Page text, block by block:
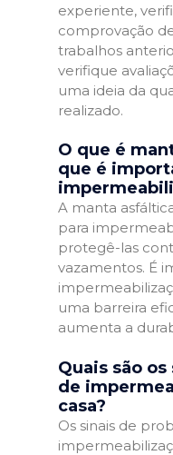
experiente,
comprovação
trabalhos
verifique
uma ideia da
realizado.
O que é
que é
A manta
para
protegê-las
vazamentos. É
uma barreira
aumenta a
Quais são
de
casa?
Os sinais de